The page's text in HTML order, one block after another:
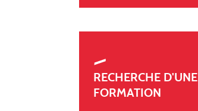
RECHERCHE D'UNE
FORMATION